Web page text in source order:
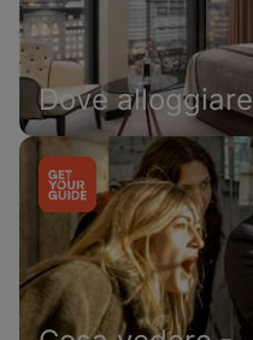
Dove alloggiare